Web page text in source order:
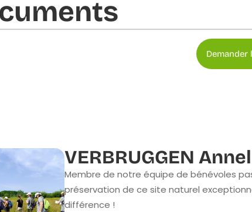
Demander
VERBRUGGEN
Membre de notre équipe de bénévoles
préservation de ce site naturel
différence !